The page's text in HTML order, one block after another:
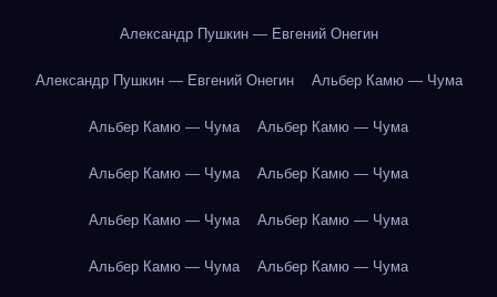
Александр Пушкин — Евгений Онегин
Александр Пушкин — Евгений Онегин Альбер Камю — Чума
Альбер Камю — Чума Альбер Камю — Чума
Альбер Камю — Чума Альбер Камю — Чума
Альбер Камю — Чума Альбер Камю — Чума
Альбер Камю — Чума Альбер Камю — Чума